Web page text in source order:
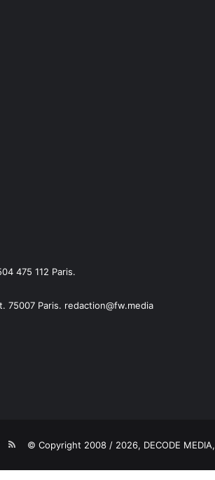
475 112 Paris.
75007 Paris. redaction@fw.media
© Copyright 2008 / 2026, DECODE
RSS